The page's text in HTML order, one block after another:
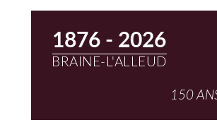
1876 - 2026
BRAINE-L'ALLEUD
150